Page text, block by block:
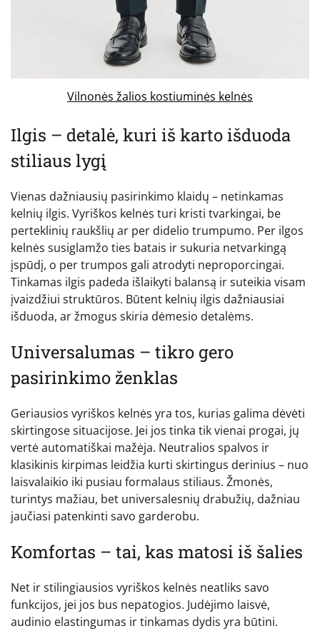
Vilnonės žalios kostiuminės kelnės
Ilgis – detalė, kuri iš karto išduoda
stiliaus lygį
Vienas dažniausių pasirinkimo klaidų – netinkamas
kelnių ilgis. Vyriškos kelnės turi kristi tvarkingai, be
perteklinių raukšlių ar per didelio trumpumo. Per ilgos
kelnės susiglamžo ties batais ir sukuria netvarkingą
įspūdį, o per trumpos gali atrodyti neproporcingai.
Tinkamas ilgis padeda išlaikyti balansą ir suteikia visam
įvaizdžiui struktūros. Būtent kelnių ilgis dažniausiai
išduoda, ar žmogus skiria dėmesio detalėms.
Universalumas – tikro gero
pasirinkimo ženklas
Geriausios vyriškos kelnės yra tos, kurias galima dėvėti
skirtingose situacijose. Jei jos tinka tik vienai progai, jų
vertė automatiškai mažėja. Neutralios spalvos ir
klasikinis kirpimas leidžia kurti skirtingus derinius – nuo
laisvalaikio iki pusiau formalaus stiliaus. Žmonės,
turintys mažiau, bet universalesnių drabužių, dažniau
jaučiasi patenkinti savo garderobu.
Komfortas – tai, kas matosi iš šalies
Net ir stilingiausios vyriškos kelnės neatliks savo
funkcijos, jei jos bus nepatogios. Judėjimo laisvė,
audinio elastingumas ir tinkamas dydis yra būtini.